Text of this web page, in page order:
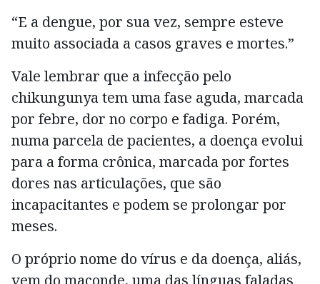
“E a dengue, por sua vez, sempre esteve
muito associada a casos graves e mortes.”
Vale lembrar que a infecção pelo
chikungunya tem uma fase aguda, marcada
por febre, dor no corpo e fadiga. Porém,
numa parcela de pacientes, a doença evolui
para a forma crônica, marcada por fortes
dores nas articulações, que são
incapacitantes e podem se prolongar por
meses.
O próprio nome do vírus e da doença, aliás,